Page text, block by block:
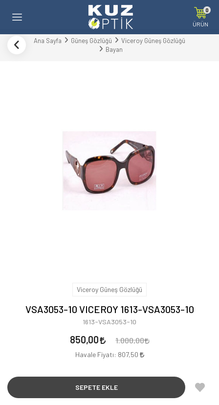
0
ÜRÜN
Ana Sayfa Güneş Gözlüğü
Viceroy Güneş Gözlüğü
Bayan
Viceroy Güneş Gözlüğü
VSA3053-10 VICEROY 1613-VSA3053-10
1613-VSA3053-10
850,00 1.000,00
Havale Fiyatı: 807,50
SEPETE EKLE